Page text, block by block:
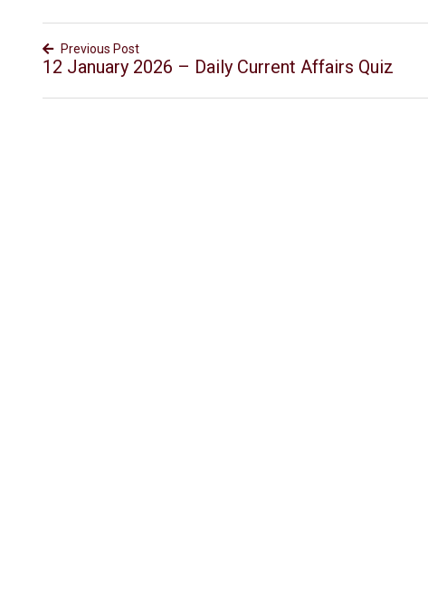
Previous Post
12 January 2026 – Daily Current Affairs Quiz